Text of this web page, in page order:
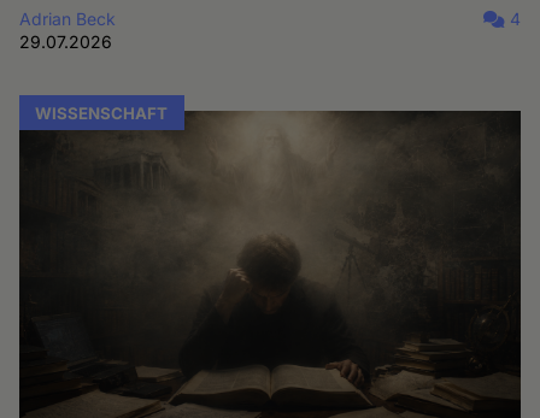
Adrian Beck
29.07.2026
4
WISSENSCHAFT